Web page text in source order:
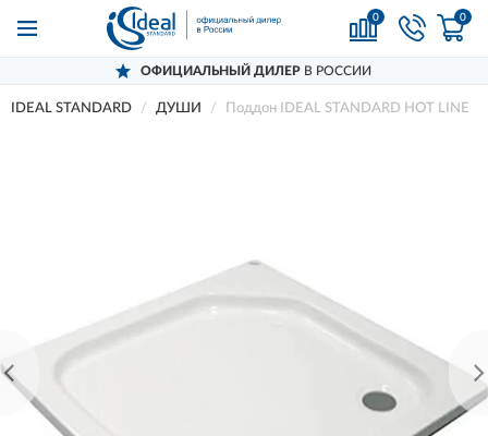
0 0
ОФИЦИАЛЬНЫЙ ДИЛЕРВ РОССИИ
IDEAL STANDARD ДУШИ Поддон IDEAL STANDARD HOT LINE